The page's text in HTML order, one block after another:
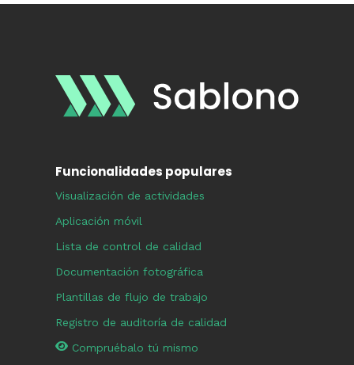
Funcionalidades populares
Visualización de actividades
Aplicación móvil
Lista de control de calidad
Documentación fotográfica
Plantillas de flujo de trabajo
Registro de auditoría de calidad
Compruébalo tú mismo